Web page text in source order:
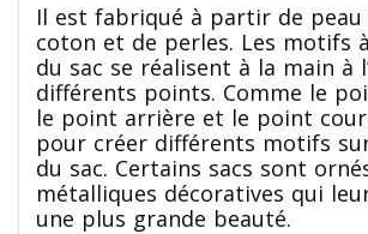
Il est fabriqué à partir de peau
coton et de perles. Les motifs
du sac se réalisent à la main à
différents points. Comme le
le point arrière et le point
pour créer différents motifs
du sac. Certains sacs sont
métalliques décoratives qui
une plus grande beauté.